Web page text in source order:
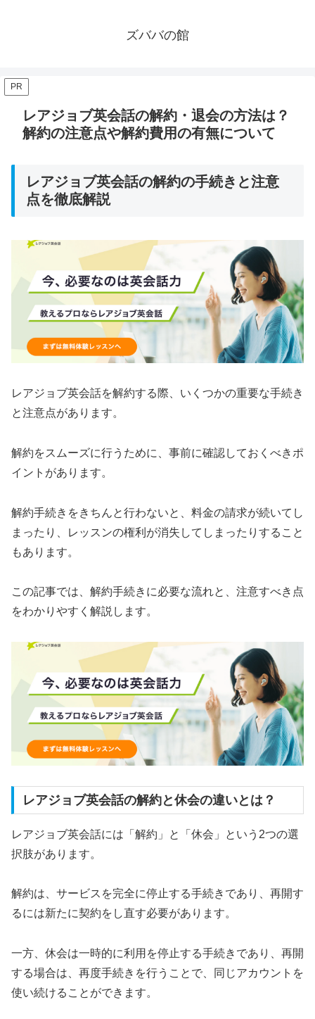
ズババの館
PR
レアジョブ英会話の解約・退会の方法は？
解約の注意点や解約費用の有無について
レアジョブ英会話の解約の手続きと注意
点を徹底解説
レアジョブ英会話を解約する際、いくつかの重要な手続き
と注意点があります。
解約をスムーズに行うために、事前に確認しておくべきポ
イントがあります。
解約手続きをきちんと行わないと、料金の請求が続いてし
まったり、レッスンの権利が消失してしまったりすること
もあります。
この記事では、解約手続きに必要な流れと、注意すべき点
をわかりやすく解説します。
レアジョブ英会話の解約と休会の違いとは？
レアジョブ英会話には「解約」と「休会」という2つの選
択肢があります。
解約は、サービスを完全に停止する手続きであり、再開す
るには新たに契約をし直す必要があります。
一方、休会は一時的に利用を停止する手続きであり、再開
する場合は、再度手続きを行うことで、同じアカウントを
使い続けることができます。